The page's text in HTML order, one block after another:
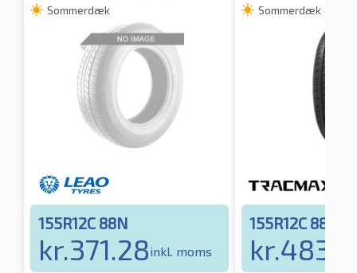
Sommerdæk
155R12C 88N
kr.371.28inkl. moms
Sommerdæk
155R12C 88/
kr.